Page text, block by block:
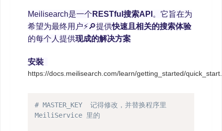
Meilisearch是一个 RESTful搜索API 。它旨在为
希望为最终用户⚡️🔎提供快速且相关的搜索体验
的每个人提供现成的解决方案
安裝
https://docs.meilisearch.com/learn/getting_started/
# MASTER_KEY  记得修改，并替换程序里
MeiliService 里的